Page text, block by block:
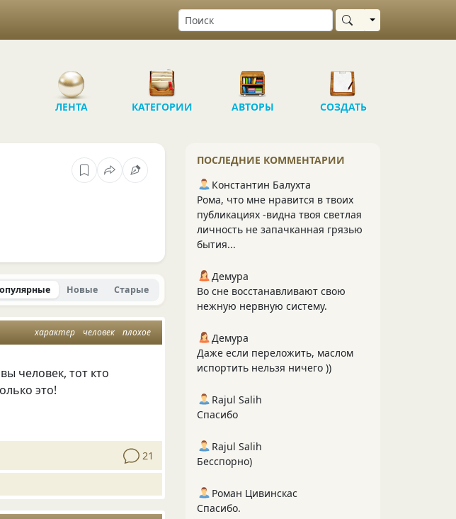
Выбрать область
ЛЕНТА КАТЕГОРИИ АВТОРЫ СОЗДАТЬ
Новые Старые
характер человек плохое
человек, тот кто
это!
21
ПОСЛЕДНИЕ КОММЕНТАРИИ
Константин Балухта
Рома, что мне нравится в твоих
публикациях -видна твоя светлая
личность не запачканная грязью
бытия...
Демура
Во сне восстанавливают свою
нежную нервную систему.
Демура
Даже если переложить, маслом
испортить нельзя ничего ))
Rajul Salih
Спасибо
Rajul Salih
Бесспорно)
Роман Цивинскас
Спасибо.